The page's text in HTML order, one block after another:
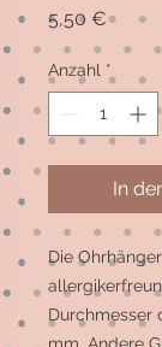
5,50 €Preis
Anzahl *
In
Die
Durchmesser